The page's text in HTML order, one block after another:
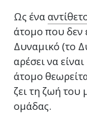
Ως ένα
άτομο που δεν
Δυναμικό (το
αρέσει να
άτομο
ζει τη ζωή του
ομάδας.